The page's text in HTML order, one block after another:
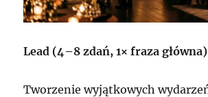
Lead (4–8 zdań, 1× fraza
Tworzenie wyjątkowych